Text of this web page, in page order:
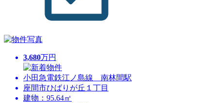
3,680万円
小田急電鉄江ノ島線 南林間駅
座間市ひばりが丘１丁目
建物：95.64㎡